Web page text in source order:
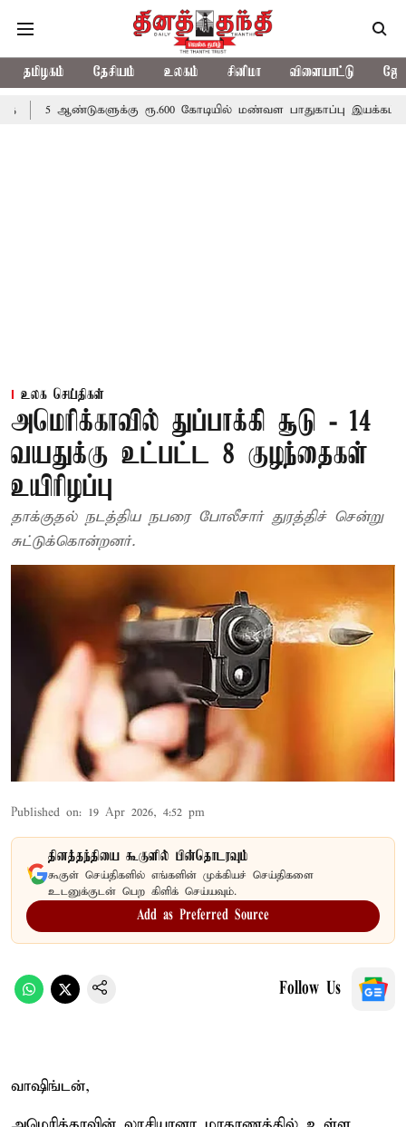
தமிழகம் தேசியம் உலகம் சினிமா விளையாட்டு
ரூ.600 கோடியில் மண்வள பாதுகாப்பு இயக்கம்
உலக செய்திகள்
அமெரிக்காவில் துப்பாக்கி சூடு - 14
வயதுக்கு உட்பட்ட 8 குழந்தைகள்
உயிரிழப்பு
தாக்குதல் நடத்திய நபரை போலீசார் துரத்திச் சென்று
சுட்டுக்கொன்றனர்.
Published on: 19 Apr 2026, 4:52 pm
தினத்தந்தியை கூகுளில் பின்தொடரவும்
கூகுள் செய்திகளில் எங்களின் முக்கியச் செய்திகளை
உடனுக்குடன் பெற கிளிக் செய்யவும்.
Add as Preferred Source
Follow Us
வாஷிங்டன்,